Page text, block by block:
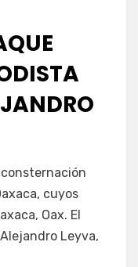
consternación
cuyos
Oax. El
Leyva,